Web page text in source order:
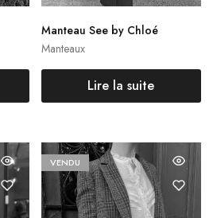
Manteaux
Manteau See by Chloé
Lire la suite
VENDU